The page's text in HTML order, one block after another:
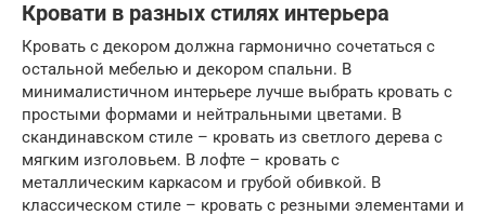
Кровати в разных стилях интерьера
Кровать с декором должна гармонично сочетаться с
остальной мебелью и декором спальни. В
минималистичном интерьере лучше выбрать кровать с
простыми формами и нейтральными цветами. В
скандинавском стиле – кровать из светлого дерева с
мягким изголовьем. В лофте – кровать с
металлическим каркасом и грубой обивкой. В
классическом стиле – кровать с резными элементами и